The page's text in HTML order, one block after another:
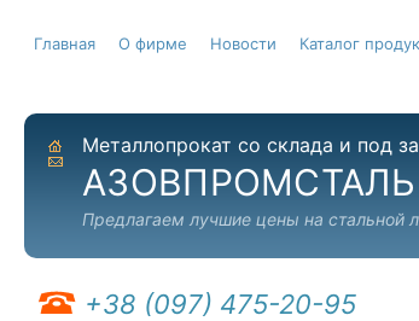
Главная О фирме Новости Каталог
На главную
Отправить письмо
Металлопрокат со склада и под
АЗОВПРОМСТАЛЬ
Предлагаем лучшие цены на стальной
+38 (097) 475-20-95